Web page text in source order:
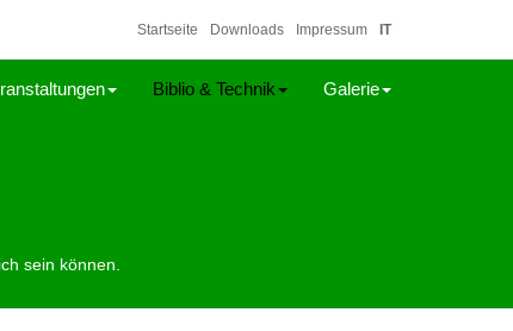
Biblio & Technik Galerie
Startseite Downloads Impressum IT
sein können.